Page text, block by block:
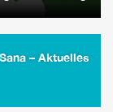
– Aktuelles